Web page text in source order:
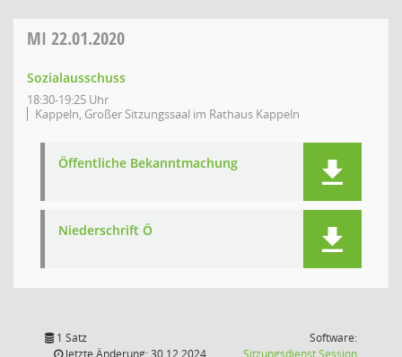
MI 22.01.2020
Sozialausschuss
18:30-19:25 Uhr
Kappeln, Großer Sitzungssaal im Rathaus Kappeln
Öffentliche Bekanntmachung
Niederschrift Ö
1 Satz
letzte Änderung: 30.12.2024
Software:
SitzungsdienstSession(Wird in